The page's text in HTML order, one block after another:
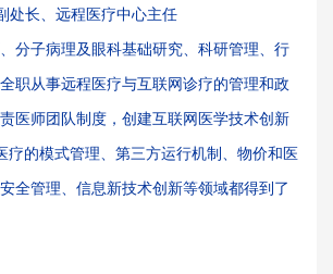
处长、远程医疗中心主任
分子病理及眼科基础研究、科研管理、行
职从事远程医疗与互联网诊疗的管理和政
医师团队制度，创建互联网医学技术创新
疗的模式管理、第三方运行机制、物价和医
全管理、信息新技术创新等领域都得到了